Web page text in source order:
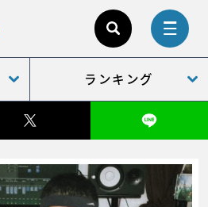
ランキング